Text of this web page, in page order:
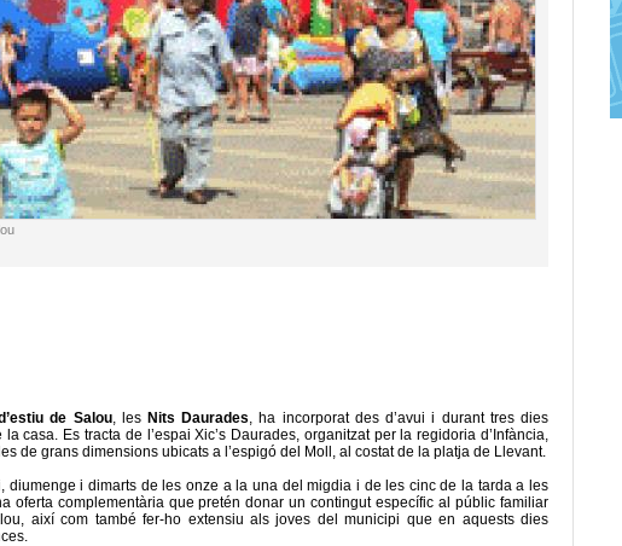
de Salou, les Nits Daurades, ha incorporat des d’avui i durant tres dies
casa. Es tracta de l’espai Xic’s Daurades, organitzat per la regidoria d’Infància,
de grans dimensions ubicats a l’espigó del Moll, al costat de la platja de Llevant.
diumenge i dimarts de les onze a la una del migdia i de les cinc de la tarda a les
oferta complementària que pretén donar un contingut específic al públic familiar
així com també fer-ho extensiu als joves del municipi que en aquests dies